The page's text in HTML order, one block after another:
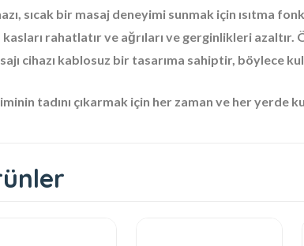
sıcak bir masaj deneyimi sunmak için ısıtma
kasları rahatlatır ve ağrıları ve gerginlikleri azaltır.
cihazı kablosuz bir tasarıma sahiptir, böylece
tadını çıkarmak için her zaman ve her yerde